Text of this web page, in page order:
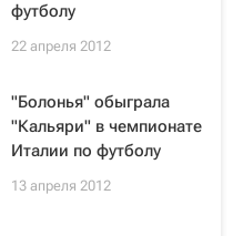
футболу
22 апреля 2012
"Болонья" обыграла
"Кальяри" в чемпионате
Италии по футболу
13 апреля 2012